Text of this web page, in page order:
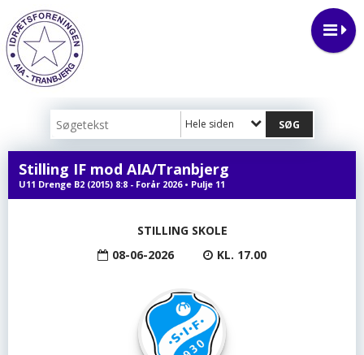
Hele siden
Stilling IF mod AIA/Tranbjerg
U11 Drenge B2 (2015) 8:8 - Forår 2026 • Pulje 11
STILLING SKOLE
08-06-2026
KL. 17.00